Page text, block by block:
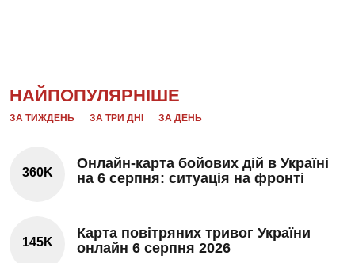
НАЙПОПУЛЯРНІШЕ
ЗА ТИЖДЕНЬ ЗА ТРИ ДНІ ЗА ДЕНЬ
360K
Онлайн-карта бойових дій в Україні
на 6 серпня: ситуація на фронті
145K
Карта повітряних тривог України
онлайн 6 серпня 2026